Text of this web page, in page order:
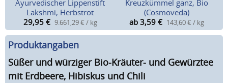
Ayurvedischer Lippenstift
Lakshmi, Herbstrot
29,95 € 9.661,29 € / kg
Kreuzkümmel ganz, Bio
(Cosmoveda)
ab 3,59 € 143,60 € / kg
Produktangaben
Süßer und würziger Bio-Kräuter- und Gewürztee
mit Erdbeere, Hibiskus und Chili